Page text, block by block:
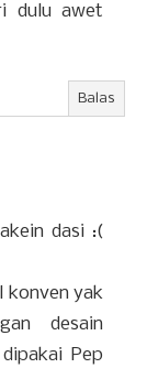
dulu awet
Balas
dasi :(
konven yak
desain
Pep